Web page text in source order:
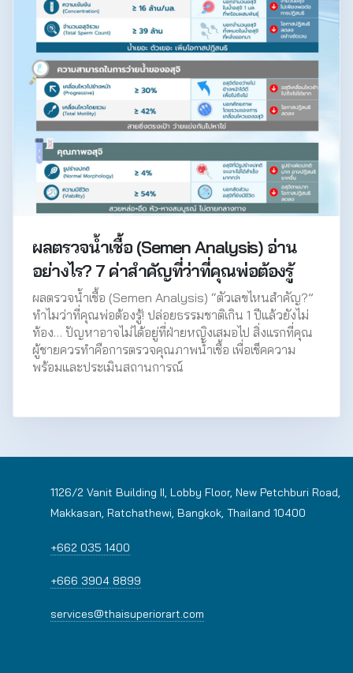
ผลตรวจน้ำเชื้อ (Semen Analysis) อ่าน
อย่างไร? 7 ค่าสำคัญที่ว่าที่คุณพ่อต้องรู้
ผลตรวจน้ำเชื้อ (Semen Analysis) “ตัวเลขไหนสำคัญ?”
ทำไมว่าที่คุณพ่อต้องรู้! ปล่อยธรรมชาติเกิน 1 ปีแล้วยังไม่
ท้อง… ปัญหาอาจไม่ได้อยู่ที่ฝ่ายหญิงเสมอไป สิ่งแรกที่คุณ
ผู้ชายควรทำคือการตรวจคุณภาพน้ำเชื้อ เพื่อเช็คความ
พร้อมและประเมินสถานการณ์
1126/2 Vanit Building II, Lobby Floor, New Petchburi Road,
Makkasan, Ratchathewi, Bangkok, Thailand 10400
+662 035 1400
+666 3904 8899
services@thaisuperiorart.com